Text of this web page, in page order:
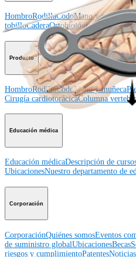
HombroRodillaCodoMano y muñeca
tobilloCaderaOrtobiológicos Cirugía
Producto
HombroRodillaCodoMano y muñeca
Cirugía cardiotorácicaColumna
Educación médica
Educación médicaDescripción de
UbicacionesNuestro departamento de
Corporación
CorporaciónQuiénes somosEventos
de suministro globalUbicacionesBecas
riesgos y cumplimientoPatentesNoticias